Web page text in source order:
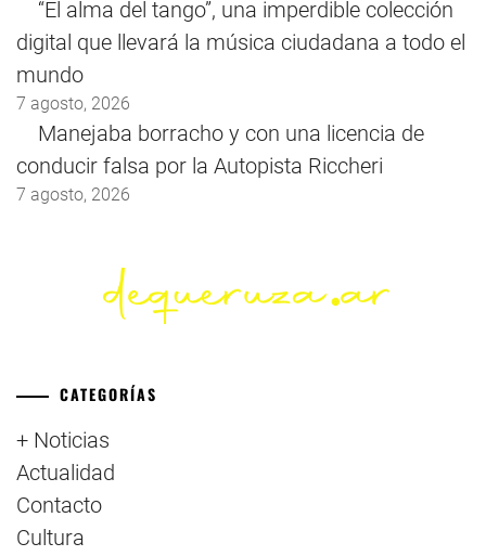
“El alma del tango”, una imperdible colección
digital que llevará la música ciudadana a todo el
mundo
7 agosto, 2026
Manejaba borracho y con una licencia de
conducir falsa por la Autopista Riccheri
7 agosto, 2026
CATEGORÍAS
+ Noticias
Actualidad
Contacto
Cultura